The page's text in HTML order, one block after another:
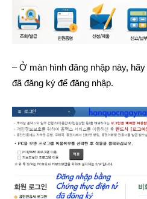
– Ở màn hình đăng nhập này,
đã đăng ký để đăng nhập.